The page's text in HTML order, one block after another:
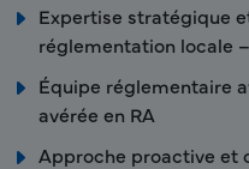
Expertise stratégique
réglementation locale
Équipe réglementaire
avérée en RA
Approche proactive et